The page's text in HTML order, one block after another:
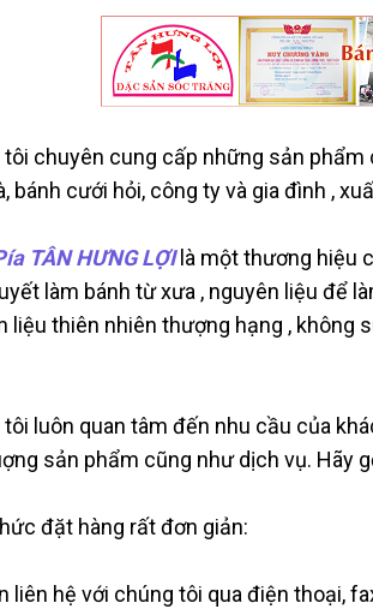
tôi chuyên cung cấp những sản
bánh cưới hỏi, công ty và gia đình ,
TÂN HƯNG LỢIlà một thương hiệu
làm bánh từ xưa , nguyên liệu để
liệu thiên nhiên thượng hạng , không
tôi luôn quan tâm đến nhu cầu của
sản phẩm cũng như dịch vụ. Hãy
đặt hàng rất đơn giản:
liên hệ với chúng tôi qua điện thoại,